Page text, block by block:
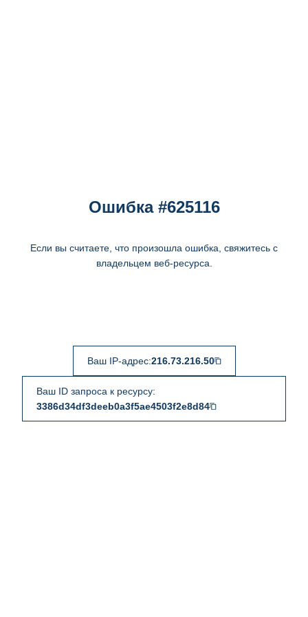
Ошибка #625116
Если вы считаете, что произошла ошибка, свяжитесь с
владельцем веб-ресурса.
Ваш IP-адрес:216.73.216.50
Ваш ID запроса к ресурсу:
3386d34df3deeb0a3f5ae4503f2e8d84